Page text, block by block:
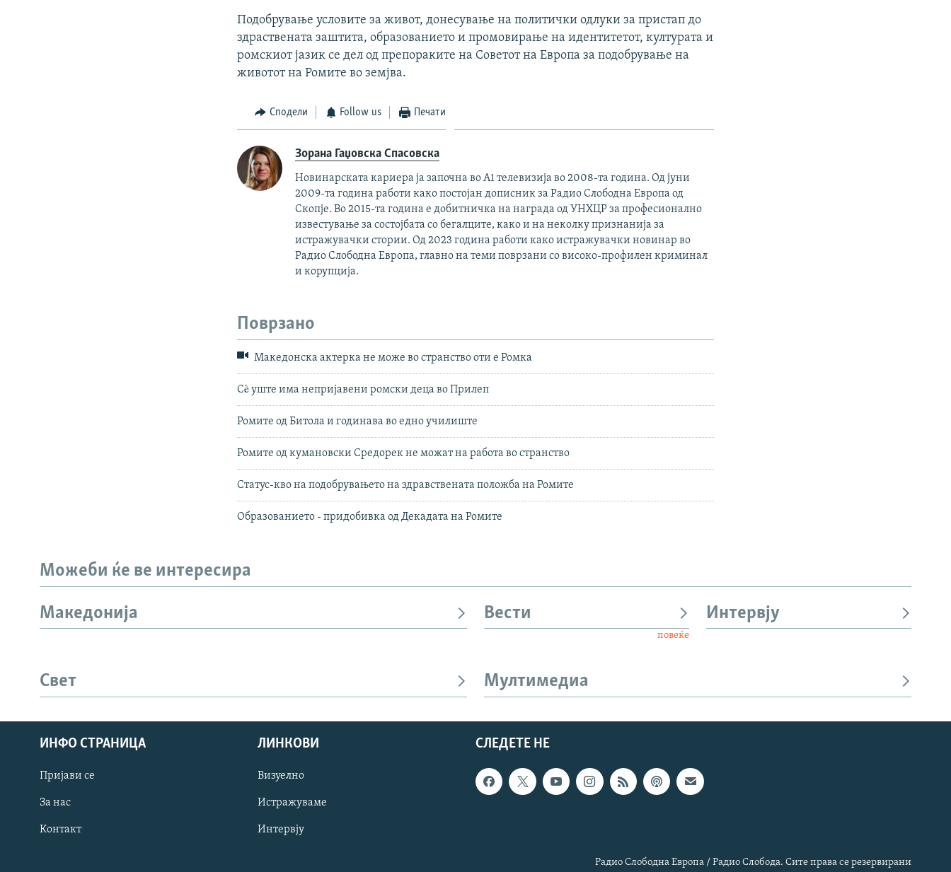
СЛЕДЕТЕ НЕ
Подобрување условите за живот, донесување на политички одлуки за пристап до
здраствената заштита, образованието и промовирање на идентитетот, културата и
ромскиот јазик се дел од препораките на Советот на Европа за подобрување на
животот на Ромите во земјва.
Сподели Follow us Печати
Зорана Гаџовска Спасовска
Новинарската кариера ја започна во А1 телевизија во 2008-та година. Од јуни
2009-та година работи како постојан дописник за Радио Слободна Европа од
Скопје. Во 2015-та година е добитничка на награда од УНХЦР за професионално
известување за состојбата со бегалците, како и на неколку признанија за
истражувачки стории. Од 2023 година работи како истражувачки новинар во
Радио Слободна Европа, главно на теми поврзани со високо-профилен криминал
и корупција.
Поврзано
Македонска актерка не може во странство оти е Ромка
Сè уште има непријавени ромски деца во Прилеп
Ромите од Битола и годинава во едно училиште
Ромите од кумановски Средорек не можат на работа во странство
Статус-кво на подобрувањето на здравствената положба на Ромите
Образованието - придобивка од Декадата на Ромите
Можеби ќе ве интересира
Македонија Вести
повеќе
Интервју
Свет Мултимедиа
СЛЕДЕТЕ НЕ
ИНФО СТРАНИЦА
Пријави се
За нас
Контакт
ЛИНКОВИ
Визуелно
Истражуваме
Интервју
Радио Слободна Европа / Радио Слобода. Сите права се резервирани